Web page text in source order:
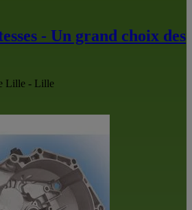
- Un grand choix des
Lille - Lille